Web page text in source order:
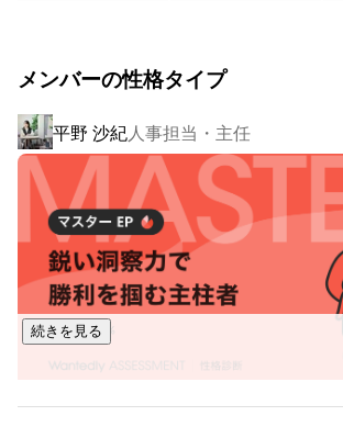
■FIDIA SOLUTIONSのICT事業とは
私たちは、クライアント企業の抱える課題
グで解決する「技術支援・開発パートナー
います。
これまでWeb・オープン系の開発を中心に
したが、クライアントからのより高度な技
ため、現在は【Web・オープン系開発】【
構築）】【AI・セキュリティ】の3つの技術
拡大しています。
私たちは現在、組織を一段上のフェーズへ
にあります。
メンバーの性格タイプ
平野 沙紀 人事担当・主任
続きを見る